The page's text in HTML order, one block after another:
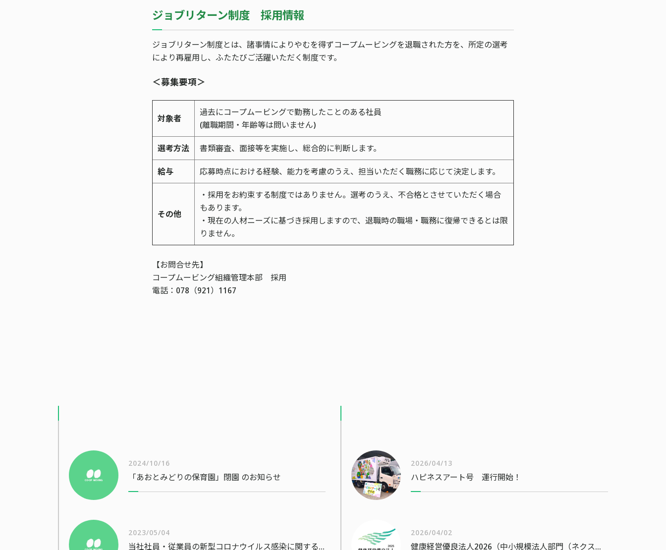
ジョブリターン制度 採用情報
ジョブリターン制度とは、諸事情によりやむを得ずコープムービングを退職された方を、所定の選考
により再雇用し、ふたたびご活躍いただく制度です。
＜募集要項＞
対象者
過去にコープムービングで勤務したことのある社員
(離職期間・年齢等は問いません)
選考方法 書類審査、面接等を実施し、総合的に判断します。
給与 応募時点における経験、能力を考慮のうえ、担当いただく職務に応じて決定します。
その他
・採用をお約束する制度ではありません。選考のうえ、不合格とさせていただく場合
もあります。
・現在の人材ニーズに基づき採用しますので、退職時の職場・職務に復帰できるとは限
りません。
【お問合せ先】
コープムービング組織管理本部 採用
電話：078（921）1167
2024/10/16
「あおとみどりの保育園」閉園 のお知らせ
2023/05/04
当社社員・従業員の新型コロナウイルス感染に関するお知らせ
2026/04/13
ハピネスアート号 運行開始！
2026/04/02
健康経営優良法人2026（中小規模法人部門（ネクストブライト1000））